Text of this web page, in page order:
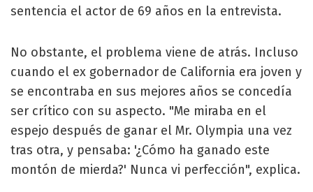
sentencia el actor de 69 años en la entrevista.
No obstante, el problema viene de atrás. Incluso
cuando el ex gobernador de California era joven y
se encontraba en sus mejores años se concedía
ser crítico con su aspecto. "Me miraba en el
espejo después de ganar el Mr. Olympia una vez
tras otra, y pensaba: '¿Cómo ha ganado este
montón de mierda?' Nunca vi perfección", explica.